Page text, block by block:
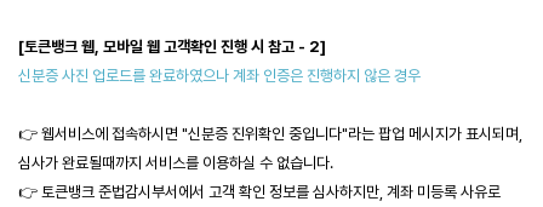
👉 웹서비스에 접속하시면 "신분증 진위확인 중입니다"라는 팝업 메시지가 표시되며,
심사가 완료될때까지 서비스를 이용하실 수 없습니다.
👉 토큰뱅크 준법감시부서에서 고객 확인 정보를 심사하지만, 계좌 미등록 사유로